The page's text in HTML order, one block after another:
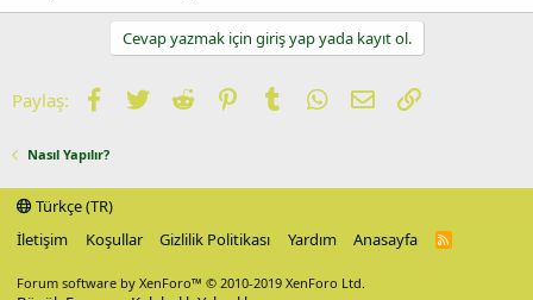
Cevap yazmak için giriş yap yada kayıt ol.
Paylaş: Facebook
TwitterReddit PinterestTumblrWhatsApp
E-postaLink
Nasıl Yapılır?
Türkçe (TR)
İletişim
Koşullar Gizlilik Politikası Yardım Anasayfa
R
Forum software by XenForo™ © 2010-2019 XenForo Ltd.